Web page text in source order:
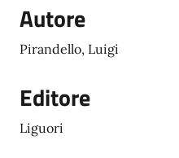
Autore
Pirandello, Luigi
Editore
Liguori